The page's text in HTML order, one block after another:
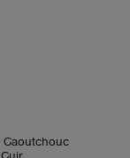
Caoutchouc
Cuir